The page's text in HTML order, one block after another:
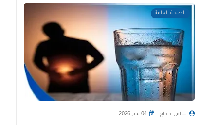
الصحة العامة
سامي حجاج 04 يناير 2026